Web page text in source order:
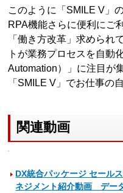
このように「SMILE V」
RPA機能さらに便利にご
「働き方改革」求められ
トが業務プロセスを自動
Automation）」に注目が
「SMILE V」でお仕事の
関連動画
DX統合パッケージ セール
ネジメント紹介動画 デー